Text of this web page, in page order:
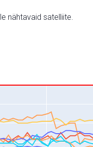
nähtavaid satelliite.